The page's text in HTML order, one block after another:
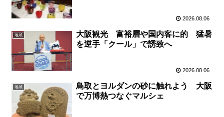
2026.08.06
地域
大阪観光 富裕層や国内客に的 猛暑
を逆手「クール」で誘致へ
2026.08.06
地域
鳥取とヨルダンの砂に触れよう 大阪
で万博熱つなぐマルシェ